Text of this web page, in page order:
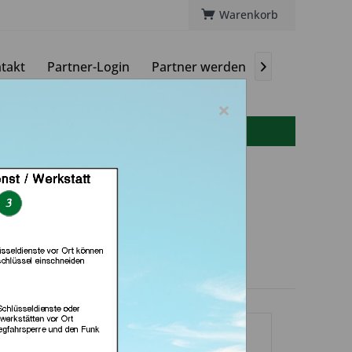
Warenkorb
Partner-Login Partner werden 
bei Meister Grüner
×